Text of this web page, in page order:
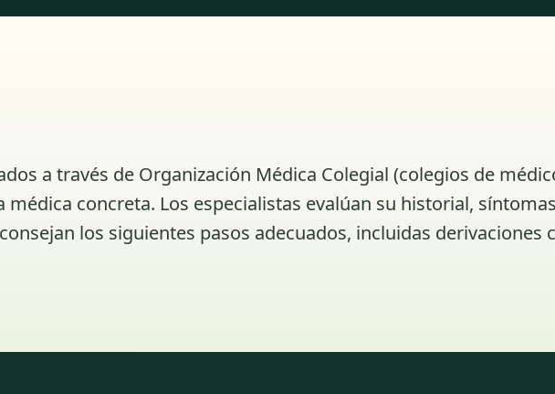
a través de Organización Médica Colegial (colegios de
concreta. Los especialistas evalúan su historial,
los siguientes pasos adecuados, incluidas derivaciones